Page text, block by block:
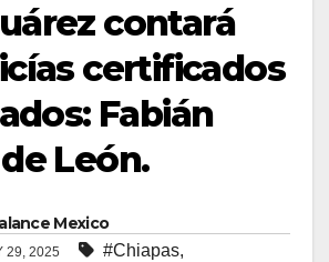
contará
certificados
Fabián
León.
Mexico
29, 2025 #Chiapas,